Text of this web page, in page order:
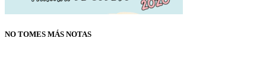
NO TOMES MÁS NOTAS